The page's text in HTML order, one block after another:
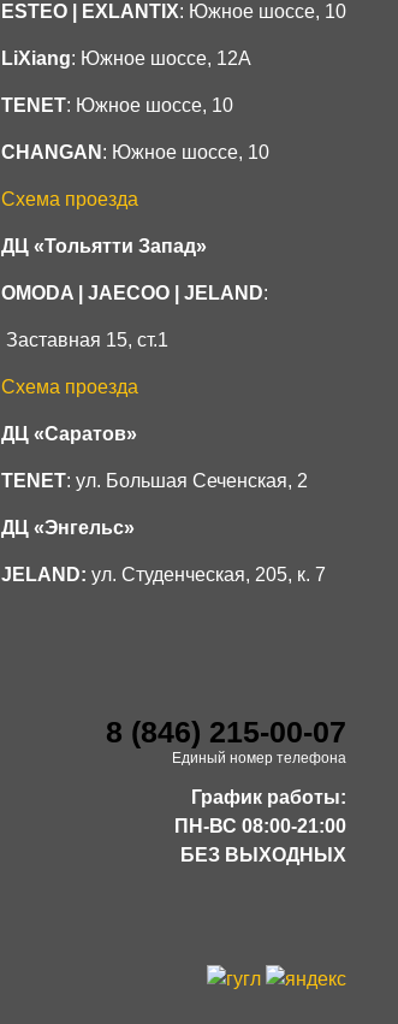
ESTEO | EXLANTIX: Южное шоссе, 10
LiXiang: Южное шоссе, 12А
TENET: Южное шоссе, 10
CHANGAN : Южное шоссе, 10
Схема проезда
ДЦ «Тольятти Запад»
OMODA | JAECOO| JELAND:
Заставная 15, ст.1
Схема проезда
ДЦ «Саратов»
TENET: ул. Большая Сеченская, 2
ДЦ «Энгельс»
JELAND: ул. Студенческая, 205, к. 7
8 (846) 215-00-07
Единый номер телефона
График работы:
ПН-ВС 08:00-21:00
БЕЗ ВЫХОДНЫХ